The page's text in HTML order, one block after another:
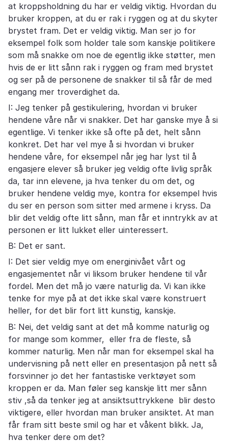
at kroppsholdning du har er veldig viktig. Hvordan du
bruker kroppen, at du er rak i ryggen og at du skyter
brystet fram. Det er veldig viktig. Man ser jo for
eksempel folk som holder tale som kanskje politikere
som må snakke om noe de egentlig ikke støtter, men
hvis de er litt sånn rak i ryggen og fram med brystet
og ser på de personene de snakker til så får de med
engang mer troverdighet da.
I: Jeg tenker på gestikulering, hvordan vi bruker
hendene våre når vi snakker. Det har ganske mye å si
egentlige. Vi tenker ikke så ofte på det, helt sånn
konkret. Det har vel mye å si hvordan vi bruker
hendene våre, for eksempel når jeg har lyst til å
engasjere elever så bruker jeg veldig ofte livlig språk
da, tar inn elevene, ja hva tenker du om det, og
bruker hendene veldig mye, kontra for eksempel hvis
du ser en person som sitter med armene i kryss. Da
blir det veldig ofte litt sånn, man får et inntrykk av at
personen er litt lukket eller uinteressert.
B: Det er sant.
I: Det sier veldig mye om energinivået vårt og
engasjementet når vi liksom bruker hendene til vår
fordel. Men det må jo være naturlig da. Vi kan ikke
tenke for mye på at det ikke skal være konstruert
heller, for det blir fort litt kunstig, kanskje.
B: Nei, det veldig sant at det må komme naturlig og
for mange som kommer, eller fra de fleste, så
kommer naturlig. Men når man for eksempel skal ha
undervisning på nett eller en presentasjon på nett så
forsvinner jo det her fantastiske verktøyet som
kroppen er da. Man føler seg kanskje litt mer sånn
stiv ,så da tenker jeg at ansiktsuttrykkene blir desto
viktigere, eller hvordan man bruker ansiktet. At man
får fram sitt beste smil og har et våkent blikk. Ja,
hva tenker dere om det?